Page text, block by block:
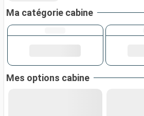
Ma catégorie cabine
Mes options cabine